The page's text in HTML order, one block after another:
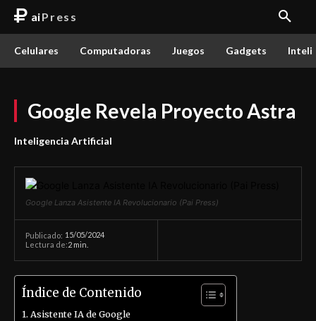
aiPress
Celulares Computadoras Juegos Gadgets
Google Revela Proyecto Astra
Inteligencia Artificial
Google Lanza Asistente IA Revolucionario (Pai Press)
Publicado: 15/05/2024
Lectura de:2 min.
Índice de Contenido
Asistente IA de Google